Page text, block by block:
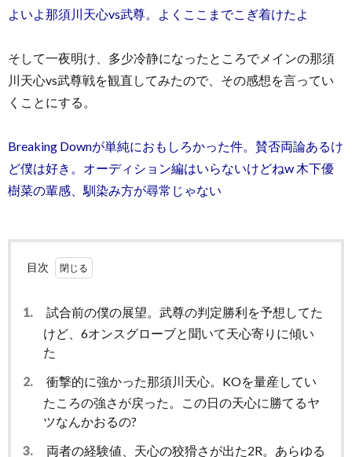
よいよ那須川天心vs武尊。よくここまでこぎ着けたよ
そして一夜明け、多少冷静になったところでメインの那須
川天心vs武尊戦を観直してみたので、その感想を言ってい
くことにする。
Breaking Downが単純におもしろかった件。賛否両論あるけ
ど僕は好き。オーディション編はいらないけどねw 木下優
樹菜の輩感、馴染み方が尋常じゃない
目次
1.
試合前の僕の展望。武尊の判定勝利を予想してた
けど、6オンスグローブと聞いて天心寄りに傾い
た
2.
衝撃的に強かった那須川天心。KOを量産してい
たころの強さが戻った。この日の天心に勝てるヤ
ツなんかおるの?
3.
両者の経験値、天心の狡猾さが出た2R。あらゆる